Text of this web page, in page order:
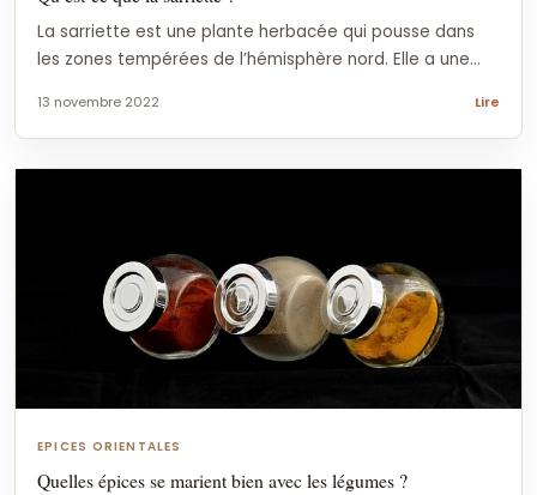
La sarriette est une plante herbacée qui pousse dans
les zones tempérées de l’hémisphère nord. Elle a une...
13 novembre 2022 Lire
EPICES ORIENTALES
Quelles épices se marient bien avec les légumes ?